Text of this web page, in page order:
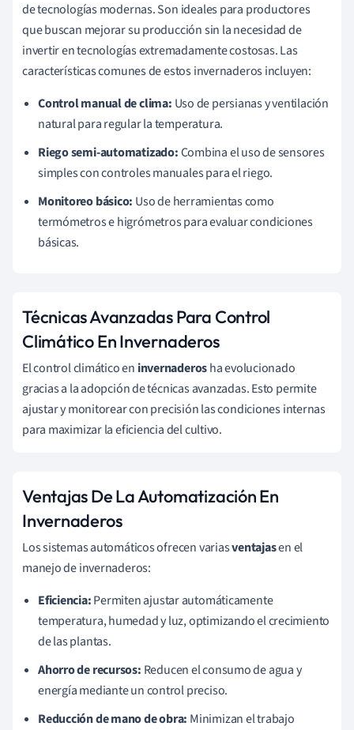
de tecnologías modernas. Son ideales para productores
que buscan mejorar su producción sin la necesidad de
invertir en tecnologías extremadamente costosas. Las
características comunes de estos invernaderos incluyen:
Control manual de clima: Uso de persianas y ventilación
natural para regular la temperatura.
Riego semi-automatizado:Combina el uso de sensores
simples con controles manuales para el riego.
Monitoreo básico: Uso de herramientas como
termómetros e higrómetros para evaluar condiciones
básicas.
Técnicas Avanzadas Para Control
Climático En Invernaderos
El control climático en invernaderosha evolucionado
gracias a la adopción de técnicas avanzadas. Esto permite
ajustar y monitorear con precisión las condiciones internas
para maximizar la eficiencia del cultivo.
Ventajas De La Automatización En
Invernaderos
Los sistemas automáticos ofrecen variasventajasen el
manejo de invernaderos:
Eficiencia:Permiten ajustar automáticamente
temperatura, humedad y luz, optimizando el crecimiento
de las plantas.
Ahorro de recursos: Reducen el consumo de agua y
energía mediante un control preciso.
Reducción de mano de obra: Minimizan el trabajo